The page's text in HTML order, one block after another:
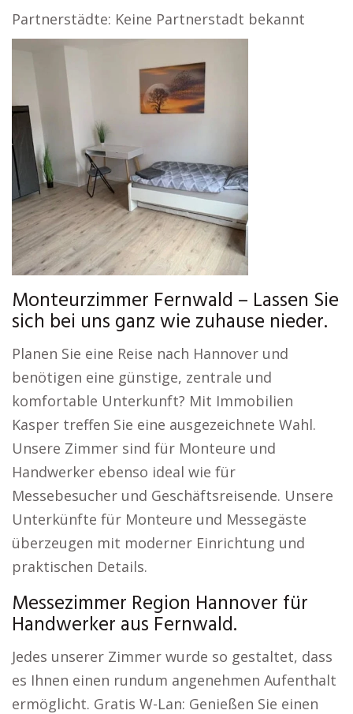
Partnerstädte: Keine Partnerstadt bekannt
Monteurzimmer Fernwald – Lassen Sie
sich bei uns ganz wie zuhause nieder.
Planen Sie eine Reise nach Hannover und
benötigen eine günstige, zentrale und
komfortable Unterkunft? Mit Immobilien
Kasper treffen Sie eine ausgezeichnete Wahl.
Unsere Zimmer sind für Monteure und
Handwerker ebenso ideal wie für
Messebesucher und Geschäftsreisende. Unsere
Unterkünfte für Monteure und Messegäste
überzeugen mit moderner Einrichtung und
praktischen Details.
Messezimmer Region Hannover für
Handwerker aus Fernwald.
Jedes unserer Zimmer wurde so gestaltet, dass
es Ihnen einen rundum angenehmen Aufenthalt
ermöglicht. Gratis W-Lan: Genießen Sie einen